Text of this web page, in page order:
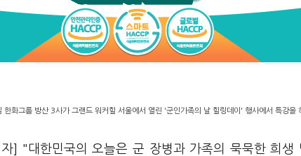
화그룹 방산 3사가 그랜드 워커힐 서울에서 열린 '군인가족의 날 힐링데이' 행사에서 특강을
] "대한민국의 오늘은 군 장병과 가족의 묵묵한 희생